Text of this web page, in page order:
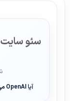
سئو سایت
آیا OpenAI می‌تواند جایگزین گوگل شود؟ آینده سئو چیست؟